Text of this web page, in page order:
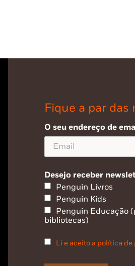
Fique a par das
O seu endereço de
Desejo receber
Penguin Livros
Penguin Kids
Penguin Educação
bibliotecas)
Li e aceito a política